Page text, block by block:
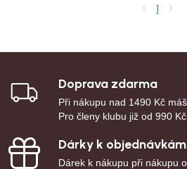
1
Doprava zdarma
Při nákupu nad 1490 Kč
Pro členy klubu již od 990 Kč.
Dárky k objednávkám
Dárek k nákupu při nákupu